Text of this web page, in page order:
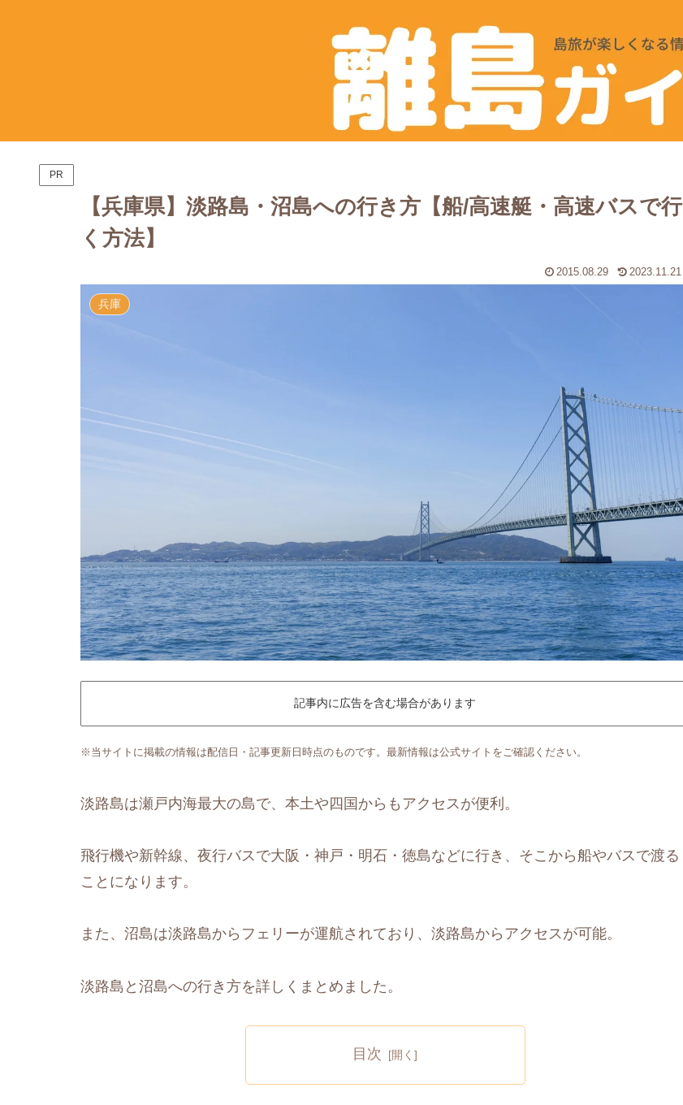
PR
【兵庫県】淡路島・沼島への行き方【船/高速艇・高速バスで行
く方法】
2015.08.29 2023.11.21
兵庫
記事内に広告を含む場合があります
※当サイトに掲載の情報は配信日・記事更新日時点のものです。最新情報は公式サイトをご確認ください。
淡路島は瀬戸内海最大の島で、本土や四国からもアクセスが便利。
飛行機や新幹線、夜行バスで大阪・神戸・明石・徳島などに行き、そこから船やバスで渡る
ことになります。
また、沼島は淡路島からフェリーが運航されており、淡路島からアクセスが可能。
淡路島と沼島への行き方を詳しくまとめました。
目次